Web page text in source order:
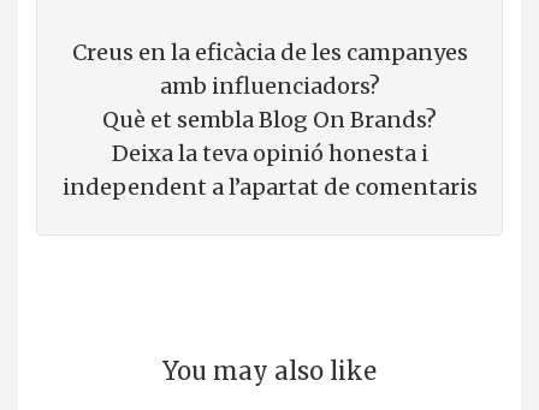
Creus en la eficàcia de les campanyes
amb influenciadors?
Què et sembla Blog On Brands?
Deixa la teva opinió honesta i
independent a l’apartat de comentaris
You may also like